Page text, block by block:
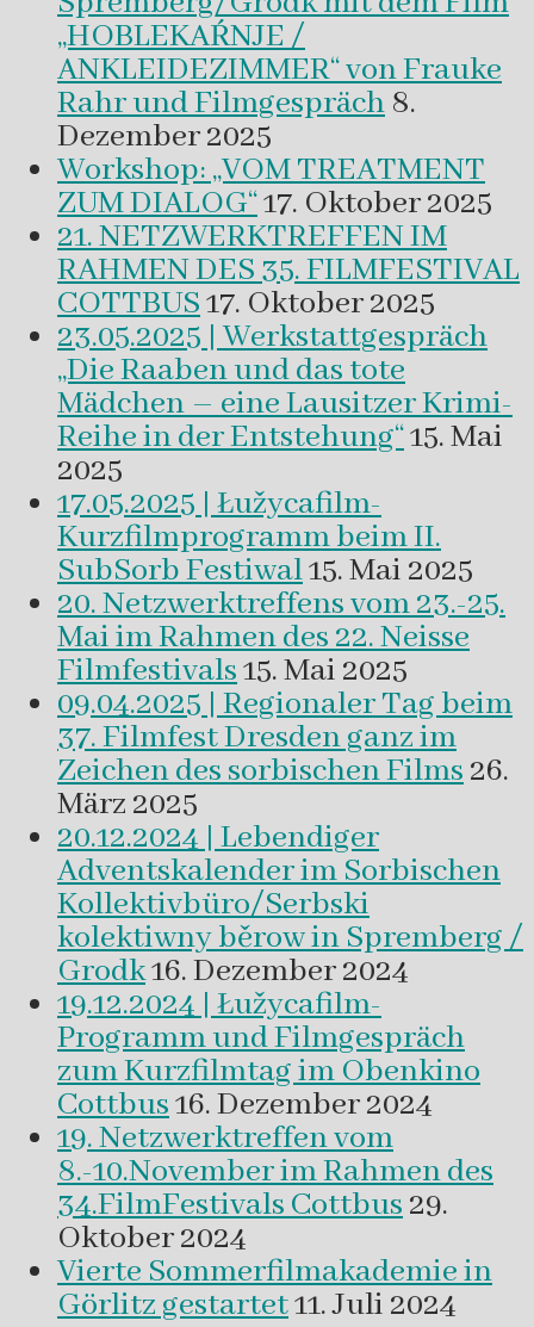
„HOBLEKAŔNJE /
ANKLEIDEZIMMER“ von Frauke
Rahr und Filmgespräch 8.
Dezember 2025
Workshop: „VOM TREATMENT
ZUM DIALOG“17. Oktober 2025
21. NETZWERKTREFFEN IM
RAHMEN DES 35. FILMFESTIVAL
COTTBUS17. Oktober 2025
23.05.2025 | Werkstattgespräch
„Die Raaben und das tote
Mädchen – eine Lausitzer Krimi-
Reihe in der Entstehung“15. Mai
2025
17.05.2025 | Łužycafilm-
Kurzfilmprogramm beim II.
SubSorb Festiwal15. Mai 2025
20. Netzwerktreffens vom 23.-25.
Mai im Rahmen des 22. Neisse
Filmfestivals15. Mai 2025
09.04.2025 | Regionaler Tag beim
37. Filmfest Dresden ganz im
Zeichen des sorbischen Films26.
März 2025
20.12.2024 | Lebendiger
Adventskalender im Sorbischen
Kollektivbüro/Serbski
kolektiwny běrow in Spremberg /
Grodk16. Dezember 2024
19.12.2024 | Łužycafilm-
Programm und Filmgespräch
zum Kurzfilmtag im Obenkino
Cottbus16. Dezember 2024
19. Netzwerktreffen vom
8.-10.November im Rahmen des
34.FilmFestivals Cottbus29.
Oktober 2024
Vierte Sommerfilmakademie in
Görlitz gestartet11. Juli 2024